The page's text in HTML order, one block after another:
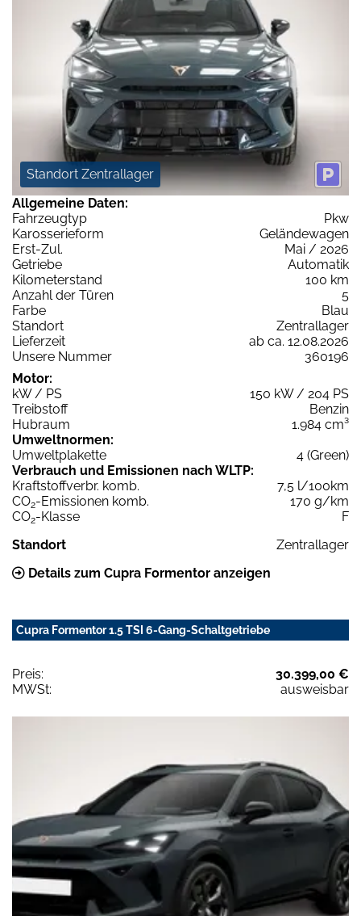
Standort Zentrallager
Allgemeine Daten:
Fahrzeugtyp
Pkw
Karosserieform
Geländewagen
Erst-Zul.
Mai / 2026
Getriebe
Automatik
Kilometerstand
100 km
Anzahl der Türen
5
Farbe
Blau
Standort
Zentrallager
Lieferzeit
ab ca. 12.08.2026
Unsere Nummer
360196
Motor:
kW / PS
150 kW / 204 PS
Treibstoff
Benzin
Hubraum
1.984 cm³
Umweltnormen:
Umweltplakette
4 (Green)
Verbrauch und Emissionen nach WLTP:
Kraftstoffverbr. komb.
7,5 l/100km
CO2-Emissionen komb.
170 g/km
CO2-Klasse
F
Standort
Zentrallager
Details zum Cupra Formentor anzeigen
Cupra Formentor 1.5 TSI 6-Gang-Schaltgetriebe
Preis:
30.399,00 €
MWSt:
ausweisbar